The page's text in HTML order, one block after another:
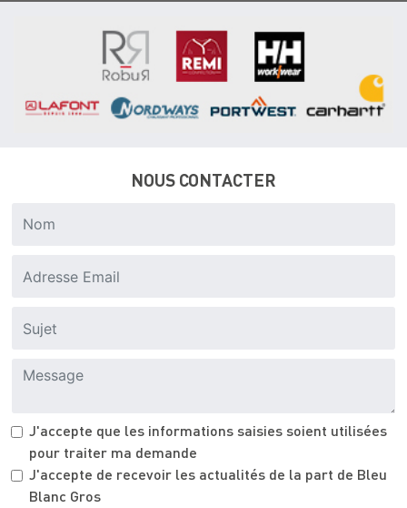
NOUS CONTACTER
J'accepte que les informations saisies soient utilisées
pour traiter ma demande
J'accepte de recevoir les actualités de la part de Bleu
Blanc Gros